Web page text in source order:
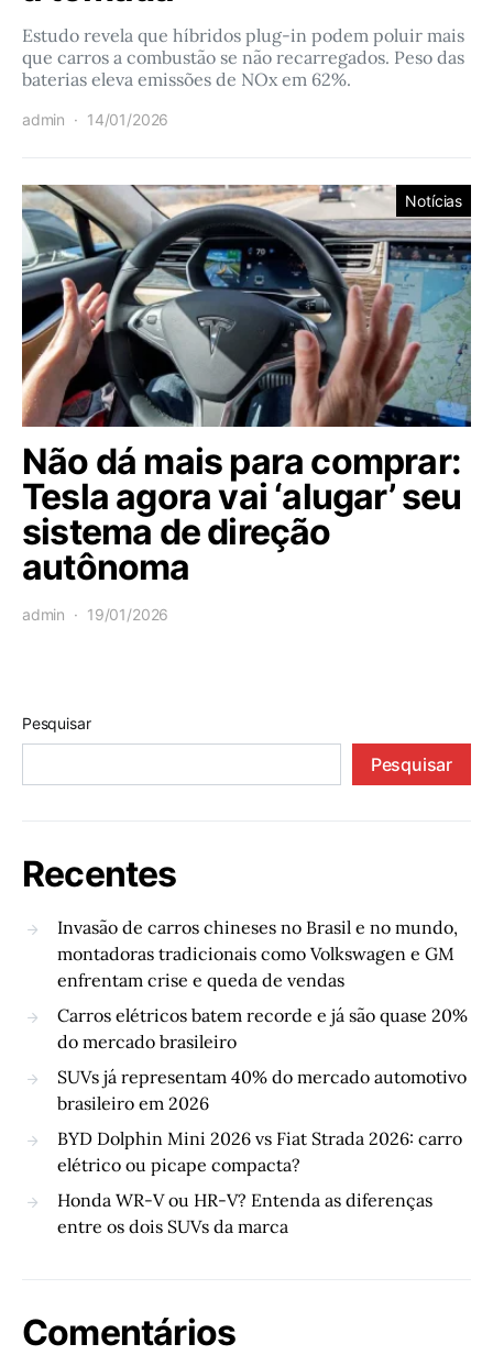
Estudo revela que híbridos plug-in podem poluir mais
que carros a combustão se não recarregados. Peso das
baterias eleva emissões de NOx em 62%.
admin 14/01/2026
Notícias
Não dá mais para comprar:
Tesla agora vai ‘alugar’ seu
sistema de direção
autônoma
admin 19/01/2026
Pesquisar
Pesquisar
Recentes
Invasão de carros chineses no Brasil e no mundo,
montadoras tradicionais como Volkswagen e GM
enfrentam crise e queda de vendas
Carros elétricos batem recorde e já são quase 20%
do mercado brasileiro
SUVs já representam 40% do mercado automotivo
brasileiro em 2026
BYD Dolphin Mini 2026 vs Fiat Strada 2026: carro
elétrico ou picape compacta?
Honda WR-V ou HR-V? Entenda as diferenças
entre os dois SUVs da marca
Comentários